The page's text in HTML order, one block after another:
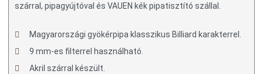
szárral, pipagyújtóval és VAUEN kék pipatisztító szállal.
Magyarországi gyökérpipa klasszikus Billiard karakterrel.
9 mm-es filterrel használható.
Akril szárral készült.